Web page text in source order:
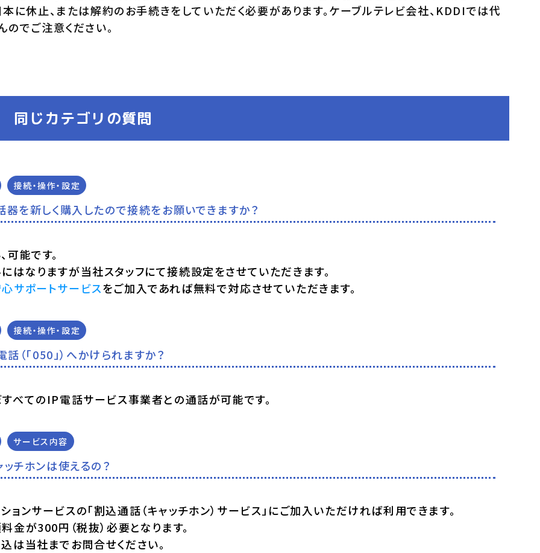
に休止、または解約のお手続きをしていただく必要があります。ケーブルテレビ会社、KDDIでは代
のでご注意ください。
同じカテゴリの質問
接続・操作・設定
器を新しく購入したので接続をお願いできますか？
可能です。
はなりますが当社スタッフにて接続設定をさせていただきます。
サポートサービスをご加入であれば無料で対応させていただきます。
接続・操作・設定
話（「050」）へかけられますか？
べてのIP電話サービス事業者との通話が可能です。
サービス内容
ッチホンは使えるの？
ョンサービスの「割込通話（キャッチホン）サービス」にご加入いただければ利用できます。
金が300円（税抜）必要となります。
は当社までお問合せください。